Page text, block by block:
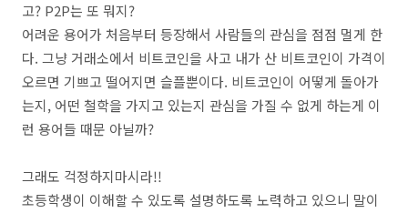
고? P2P는 또 뭐지?
어려운 용어가 처음부터 등장해서 사람들의 관심을 점점 멀게 한
다. 그냥 거래소에서 비트코인을 사고 내가 산 비트코인이 가격이
오르면 기쁘고 떨어지면 슬플뿐이다. 비트코인이 어떻게 돌아가
는지, 어떤 철학을 가지고 있는지 관심을 가질 수 없게 하는게 이
런 용어들 때문 아닐까?
그래도 걱정하지마시라!!
초등학생이 이해할 수 있도록 설명하도록 노력하고 있으니 말이